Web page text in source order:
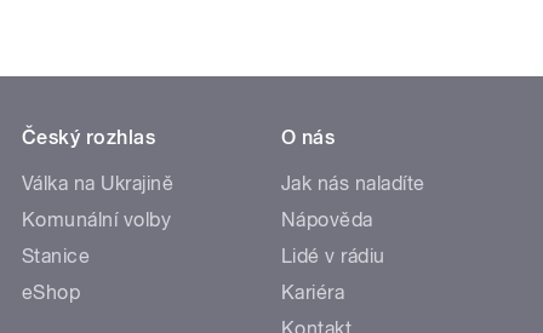
Český rozhlas
Válka na Ukrajině
Komunální volby
Stanice
eShop
O nás
Jak nás naladíte
Nápověda
Lidé v rádiu
Kariéra